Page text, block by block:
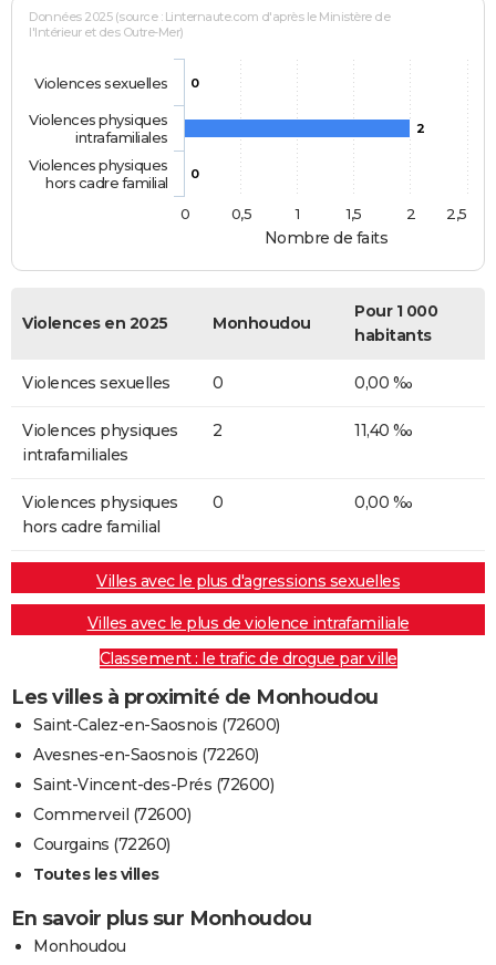
Nombre de faits
Données 2025 (source : Linternaute.com d'après le Ministère de
l'Intérieur et des Outre-Mer)
0
2
0
Violences sexuelles
Violences physiques
intrafamiliales
Violences physiques
hors cadre familial
0
0,5 1 1,5 2 2,5
Violences en 2025 Monhoudou
Pour 1 000
habitants
Violences sexuelles 0 0,00 ‰
Violences physiques
intrafamiliales
2 11,40 ‰
Violences physiques
hors cadre familial
0 0,00 ‰
Villes avec le plus d'agressions sexuelles
Villes avec le plus de violence intrafamiliale
Classement : le trafic de drogue par ville
Les villes à proximité de Monhoudou
Saint-Calez-en-Saosnois (72600)
Avesnes-en-Saosnois (72260)
Saint-Vincent-des-Prés (72600)
Commerveil (72600)
Courgains (72260)
Toutes les villes
En savoir plus sur Monhoudou
Monhoudou